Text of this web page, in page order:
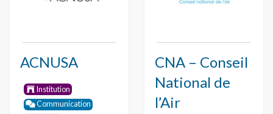
ACNUSA
Institution
Communication
CNA – Conseil
National de
l’Air